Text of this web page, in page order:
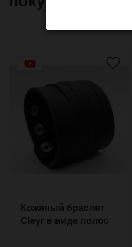
Кожаный браслет
Cleyr в виде полос